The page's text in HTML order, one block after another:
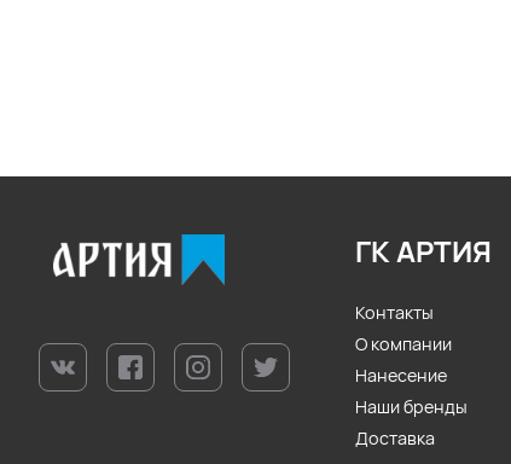
ГК АРТИЯ
Контакты
О компании
Нанесение
Наши бренды
Доставка